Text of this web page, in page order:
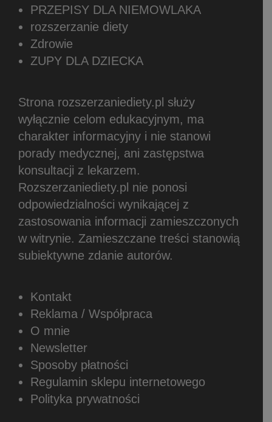
PRZEPISY DLA NIEMOWLAKA
rozszerzanie diety
Zdrowie
ZUPY DLA DZIECKA
Strona rozszerzaniediety.pl służy
wyłącznie celom edukacyjnym, ma
charakter informacyjny i nie stanowi
porady medycznej, ani zastępstwa
konsultacji z lekarzem.
Rozszerzaniediety.pl nie ponosi
odpowiedzialności wynikającej z
zastosowania informacji zamieszczonych
w witrynie. Zamieszczane treści stanowią
subiektywne zdanie autorów.
Kontakt
Reklama / Współpraca
O mnie
Newsletter
Sposoby płatności
Regulamin sklepu internetowego
Polityka prywatności